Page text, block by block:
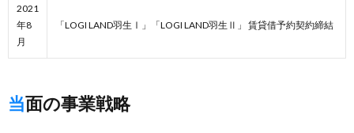
2021
年8
月
「LOGI LAND羽生Ⅰ」「LOGI LAND羽生Ⅱ」 賃貸借予約契約締結
当面の事業戦略